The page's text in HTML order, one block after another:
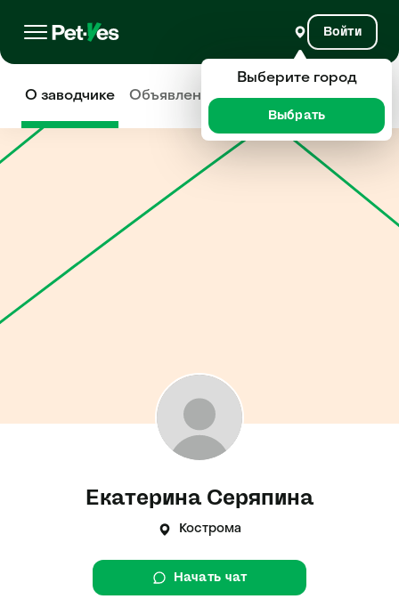
Войти
О заводчике Объявления Отзывы
Екатерина Серяпина
Кострома
Начать чат
Выберите город
Выбрать